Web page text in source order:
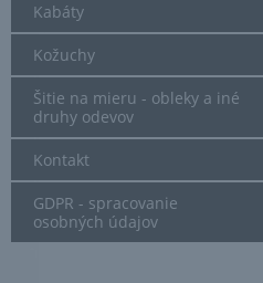
Kabáty
Kožuchy
Šitie na mieru - obleky a iné
druhy odevov
Kontakt
GDPR - spracovanie
osobných údajov